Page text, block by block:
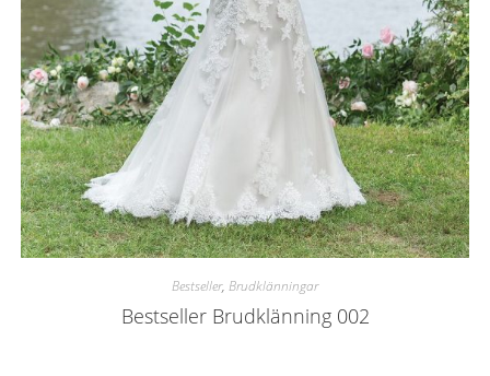
Bestseller, Brudklänningar
Bestseller Brudklänning 002